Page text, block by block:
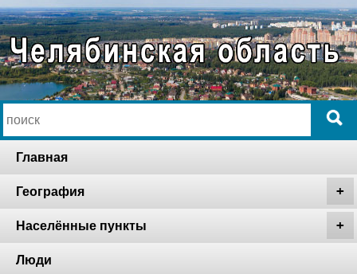
Главная
География
Населённые пункты
Люди